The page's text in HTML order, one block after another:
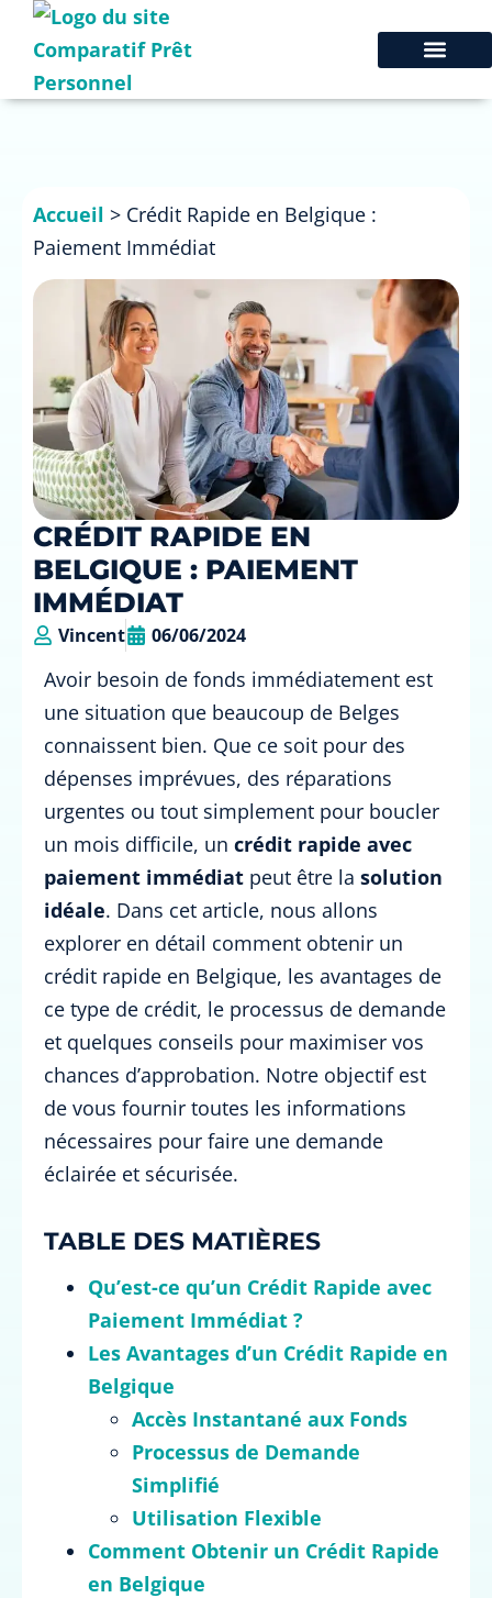
Accueil > Crédit Rapide en Belgique :
Paiement Immédiat
CRÉDIT RAPIDE EN
BELGIQUE : PAIEMENT
IMMÉDIAT
Vincent 06/06/2024
Avoir besoin de fonds immédiatement est
une situation que beaucoup de Belges
connaissent bien. Que ce soit pour des
dépenses imprévues, des réparations
urgentes ou tout simplement pour boucler
un mois difficile, un crédit rapide avec
paiement immédiat peut être la solution
idéale. Dans cet article, nous allons
explorer en détail comment obtenir un
crédit rapide en Belgique, les avantages de
ce type de crédit, le processus de demande
et quelques conseils pour maximiser vos
chances d’approbation. Notre objectif est
de vous fournir toutes les informations
nécessaires pour faire une demande
éclairée et sécurisée.
TABLE DES MATIÈRES
Qu’est-ce qu’un Crédit Rapide avec
Paiement Immédiat ?
Les Avantages d’un Crédit Rapide en
Belgique
Accès Instantané aux Fonds
Processus de Demande
Simplifié
Utilisation Flexible
Comment Obtenir un Crédit Rapide
en Belgique